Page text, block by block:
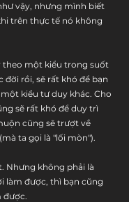
vậy, nhưng mình biết
trên thực tế nó không
theo một kiểu trong suốt
đời rồi, sẽ rất khó để bạn
kiểu tư duy khác. Cho
sẽ rất khó để duy trì
cũng sẽ trượt về
ta gọi là "lối mòn").
Nhưng không phải là
làm được, thì bạn cũng
được.